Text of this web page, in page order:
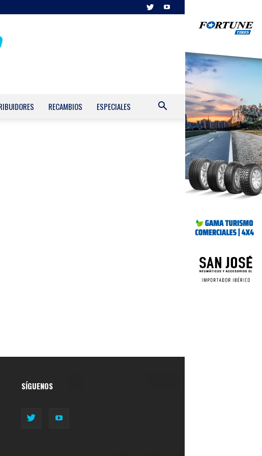
RECAMBIOS ESPECIALES
SÍGUENOS